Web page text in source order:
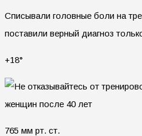
Списывали головные боли на
поставили верный диагноз
+18°
765 мм рт. ст.